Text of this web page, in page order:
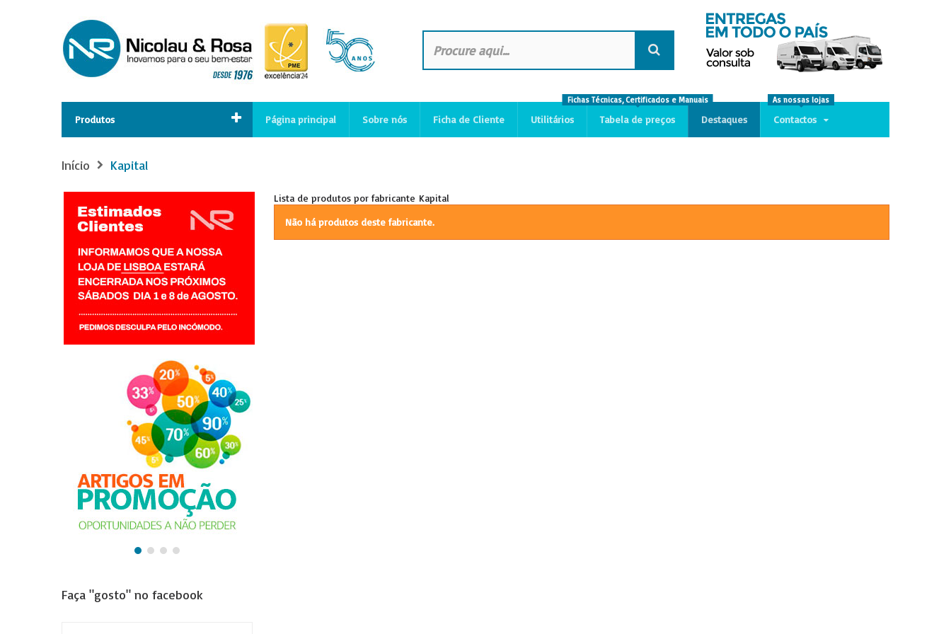
Produtos Página principal Sobre nós Ficha de Cliente Utilitários Tabela de preços
Fichas Técnicas, Certificados e Manuais
Destaques Contactos
As nossas lojas
Início Kapital
Faça "gosto" no facebook
Lista de produtos por fabricante Kapital
Não há produtos deste fabricante.